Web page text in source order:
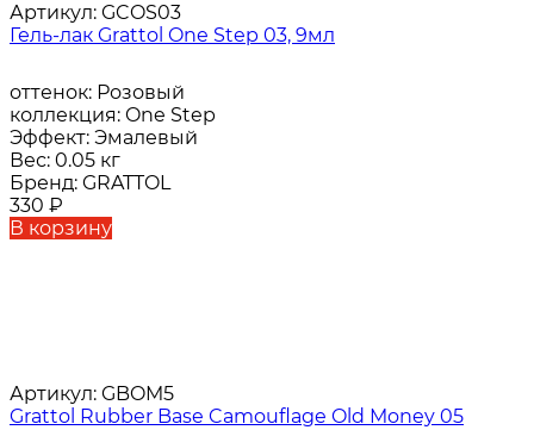
Артикул: GCOS03
Гель-лак Grattol One Step 03, 9мл
оттенок: Розовый
коллекция: One Step
Эффект: Эмалевый
Вес: 0.05 кг
Бренд: GRATTOL
330 ₽
В корзину
Артикул: GBOM5
Grattol Rubber Base Camouflage Old Money 05